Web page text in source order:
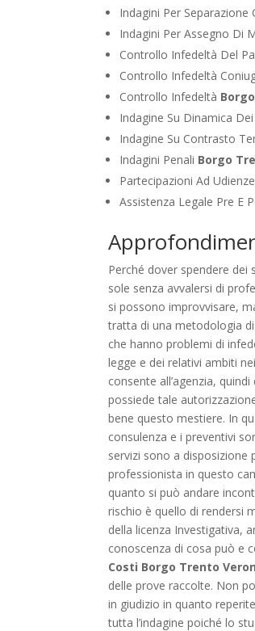
Indagini Per Separazione
Indagini Per Assegno Di
Controllo Infedeltà Del
Controllo Infedeltà
Controllo Infedeltà
Indagine Su Dinamica
Indagine Su Contrasto
Indagini Penali Borgo
Partecipazioni Ad
Assistenza Legale Pre E
Perché dover spendere
sole senza avvalersi di
si possono improvvisare,
tratta di una metodologia
che hanno problemi di
legge e dei relativi ambiti
consente all’agenzia,
possiede tale
bene questo mestiere. In
consulenza e i preventivi
servizi sono a
professionista in questo
quanto si può andare
rischio è quello di rendersi
della licenza Investigativa,
conoscenza di cosa può e
Costi Borgo Trento
delle prove raccolte. Non
in giudizio in quanto
tutta l’indagine poiché lo